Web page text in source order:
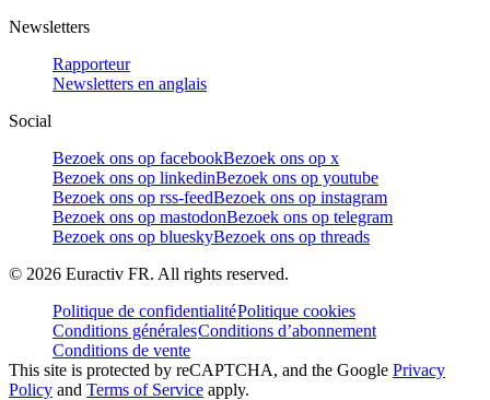
Newsletters
Rapporteur
Newsletters en anglais
Social
Bezoek ons op facebookBezoek ons op x
Bezoek ons op linkedinBezoek ons op youtube
Bezoek ons op rss-feedBezoek ons op instagram
Bezoek ons op mastodonBezoek ons op telegram
Bezoek ons op blueskyBezoek ons op threads
© 2026 Euractiv FR. All rights reserved.
Politique de confidentialitéPolitique cookies
Conditions généralesConditions d’abonnement
Conditions de vente
This site is protected by reCAPTCHA, and the Google Privacy
Policy and Terms of Service apply.